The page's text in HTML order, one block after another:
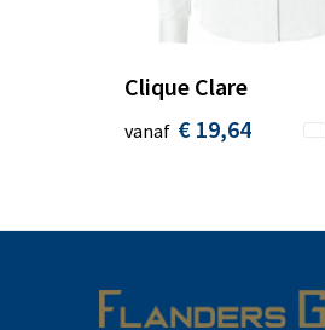
Clique Clare
vanaf € 19,64